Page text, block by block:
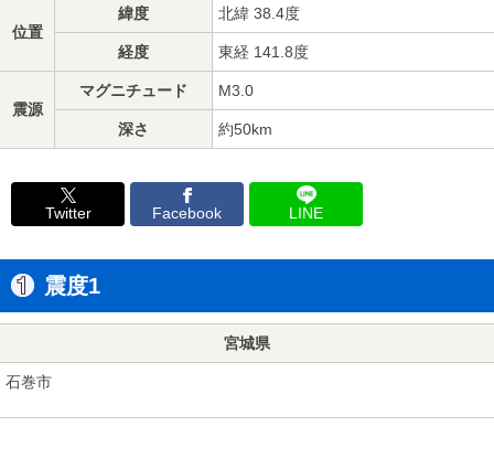
位置
緯度 北緯 38.4度
経度 東経 141.8度
震源
マグニチュード M3.0
深さ 約50km
Twitter Facebook LINE
震度1
宮城県
石巻市